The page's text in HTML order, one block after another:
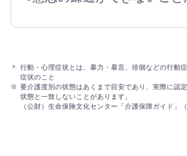
＊ 行動・心理症状とは、暴力・暴言、徘徊などの行動
症状のこと
※ 要介護度別の状態はあくまで目安であり、実際に認
状態と一致しないことがあります。
（公財）生命保険文化センター「介護保障ガイド」